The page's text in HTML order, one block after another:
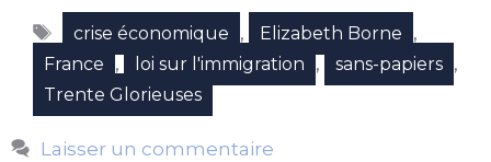
Étiquettes
crise économique , Elizabeth Borne ,
France , loi sur l'immigration , sans-papiers ,
Trente Glorieuses
Laisser un commentaire